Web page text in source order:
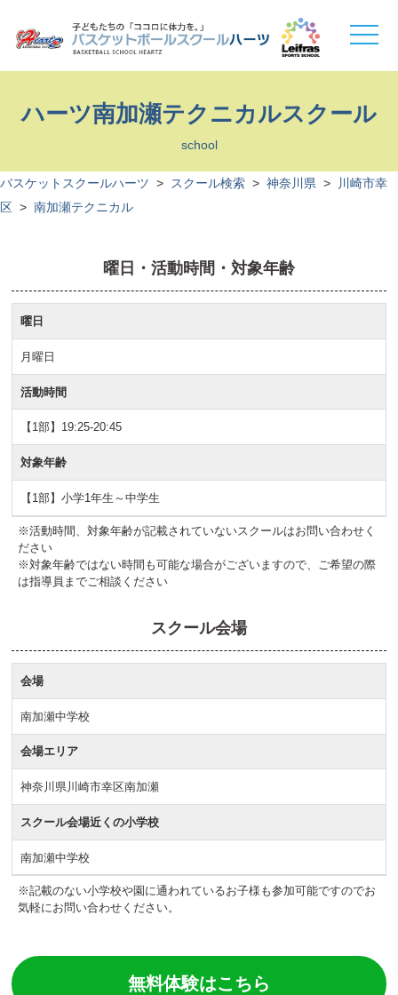
toggle
ハーツ南加瀬テクニカルスクール
school
バスケットスクールハーツ > スクール検索 > 神奈川県 >
川崎市幸
区
> 南加瀬テクニカル
曜日・活動時間・対象年齢
曜日
月曜日
活動時間
【1部】19:25-20:45
対象年齢
【1部】小学1年生～中学生
※活動時間、対象年齢が記載されていないスクールはお問い合わせく
ださい
※対象年齢ではない時間も可能な場合がございますので、ご希望の際
は指導員までご相談ください
スクール会場
会場
南加瀬中学校
会場エリア
神奈川県川崎市幸区南加瀬
スクール会場近くの小学校
南加瀬中学校
※記載のない小学校や園に通われているお子様も参加可能ですのでお
気軽にお問い合わせください。
無料体験はこちら